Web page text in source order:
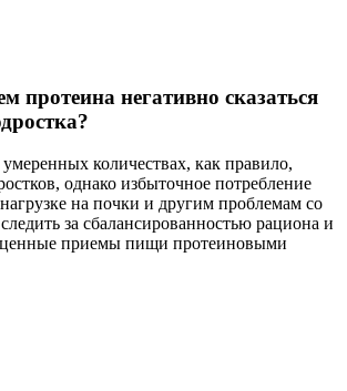
протеина негативно сказаться
количествах, как правило,
однако избыточное потребление
на почки и другим проблемам со
за сбалансированностью рациона и
приемы пищи протеиновыми